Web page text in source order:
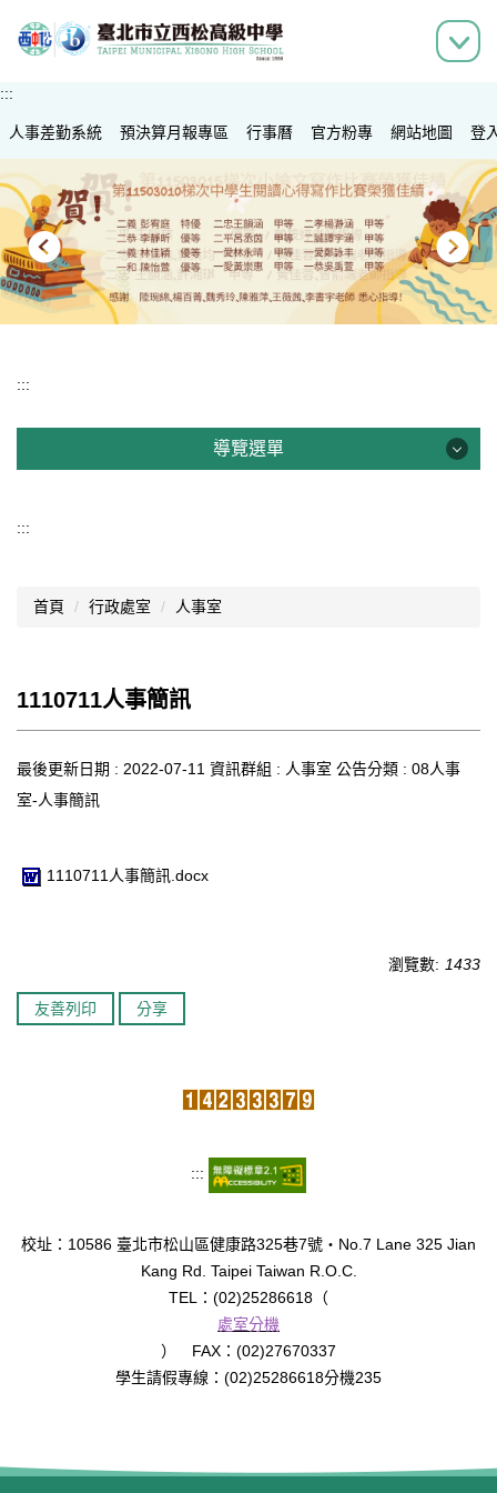
到
容
區
:::
人事差勤系統 預決算月報專區 行事曆 官方粉專 網站地圖 登
:::
導覽選單
認識西松
文件資料
網站管理
家長專區
:::
首頁 行政處室 人事室
1110711人事簡訊
最後更新日期 : 2022-07-11 資訊群組 : 人事室 公告分類 : 08人事
室-人事簡訊
1110711人事簡訊.docx
瀏覽數: 1433
友善列印 分享
:::
校址：10586 臺北市松山區健康路325巷7號‧No.7 Lane 325 Jian
Kang Rd. Taipei Taiwan R.O.C.
TEL：(02)25286618（
處室分機
） FAX：(02)27670337
學生請假專線：(02)25286618分機235